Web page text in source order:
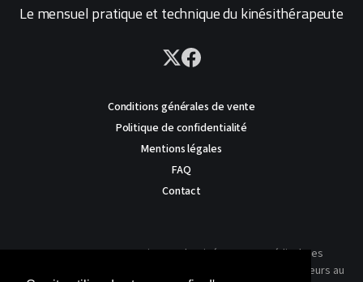
Le mensuel pratique et technique du kinésithérapeute
Conditions générales de vente
Politique de confidentialité
Mentions légales
FAQ
Contact
AVERTISSEMENT : Ce site est destiné au corps médical. Les
traitements présentés ne reflètent que l'expérience des auteurs au